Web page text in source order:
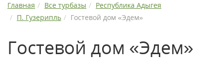
Главная Все турбазы
Республика Адыгея
П. Гузерипль
Гостевой дом «Эдем»
Гостевой дом «Эдем»